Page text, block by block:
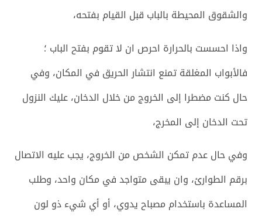
والشقوق المحيطة بالباب قبل القيام بفتحه،
واذا احسست بالحرارة احرص ان لا تقوم بفتح الباب ؛
فالأبواب المغلقة تمنع انتشار الحريق في المكان، وفي
حال كنت مضطرا إلى الخروج من خلال الدخان، عليك النزول
تحت الدخان إلى المخرج،
وفي حال عدم تمكن الشخص من الخروج، يجب عليه الاتصال
برقم الطوارئ، وان يبقى متواجد في مكان واحد، وطلب
المساعدة باستخدام مصباح يدوي، أو أي شيء ذو لون